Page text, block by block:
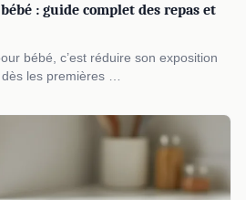
: guide complet des repas et
bébé, c’est réduire son exposition
les premières …